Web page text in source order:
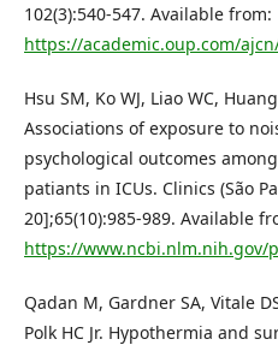
102(3):540-547. Available from:
https://academic.oup.com/
Hsu SM, Ko WJ, Liao WC,
Associations of exposure to
psychological outcomes
patiants in ICUs. Clinics (São
20];65(10):985-989. Available
https://www.ncbi.nlm.nih.gov/
Qadan M, Gardner SA, Vitale
Polk HC Jr. Hypothermia and